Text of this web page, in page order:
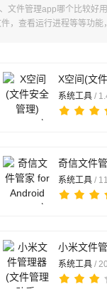
文件管理app哪个比较好
，查看运行进程等等功
系统工具 /
系统工具 /
系统工具 /